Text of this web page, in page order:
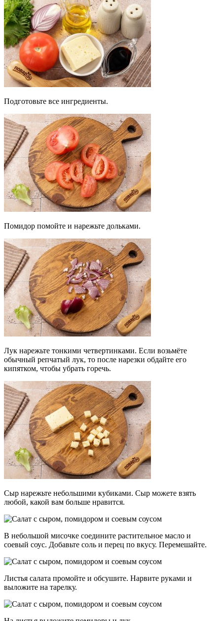
Подготовьте все ингредиенты.
Помидор помойте и нарежьте дольками.
Лук нарежьте тонкими четвертинками. Если возьмёте
обычный репчатый лук, то после нарезки обдайте его
кипятком, чтобы убрать горечь.
Сыр нарежьте небольшими кубиками. Сыр можете взять
любой, какой вам больше нравится.
В небольшой мисочке соедините растительное масло и
соевый соус. Добавьте соль и перец по вкусу. Перемешайте.
Листья салата промойте и обсушите. Нарвите руками и
выложите на тарелку.